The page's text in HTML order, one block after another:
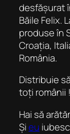
desfășurat
Băile Felix.
produse în
Croația,
România.
Distribuie
toți românii !
Hai să
Șieu